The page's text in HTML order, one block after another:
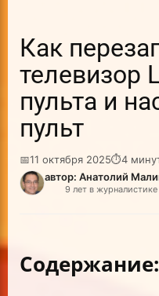
Как
телевизор
пульта и
пульт
📅11 октября 2025⏱4
автор: Анатолий
9 лет в журналистике
Содержание: